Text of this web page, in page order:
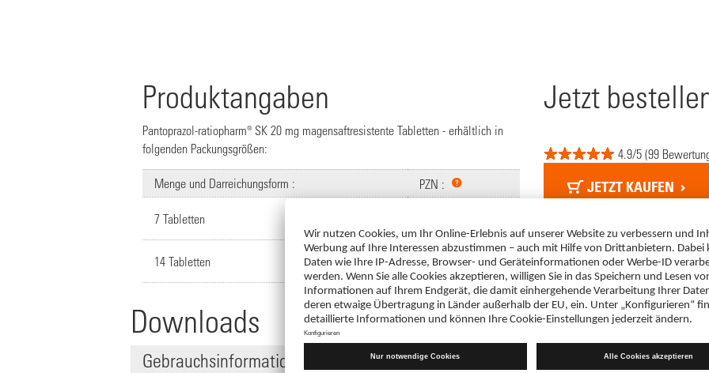
Produktangaben
Pantoprazol-ratiopharm® SK 20 mg magensaftresistente Tabletten - erhältlich in
folgenden Packungsgrößen:
Menge und Darreichungsform : PZN :
7 Tabletten
14 Tabletten 5520856
Jetzt
4.9/5 (99
JETZT KAUFEN
Downloads
Gebrauchsinformation Fachinformation